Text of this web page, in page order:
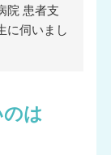
院 患者支
に伺いまし
は